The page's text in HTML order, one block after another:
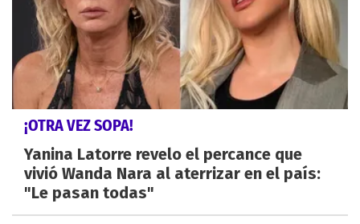
¡OTRA VEZ SOPA!
Yanina Latorre revelo el percance que
vivió Wanda Nara al aterrizar en el país:
"Le pasan todas"